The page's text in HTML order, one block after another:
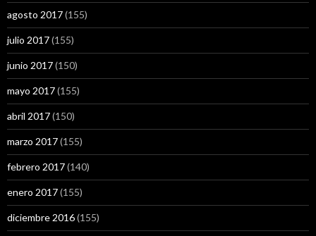
agosto 2017(155)
julio 2017(155)
junio 2017(150)
mayo 2017(155)
abril 2017(150)
marzo 2017(155)
febrero 2017(140)
enero 2017(155)
diciembre 2016(155)